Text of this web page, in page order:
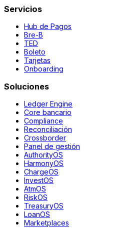
Servicios
Hub de Pagos
Bre-B
TED
Boleto
Tarjetas
Onboarding
Soluciones
Ledger Engine
Core bancario
Compliance
Reconciliación
Crossborder
Panel de gestión
AuthorityOS
HarmonyOS
ChargeOS
InvestOS
AtmOS
RiskOS
TreasuryOS
LoanOS
Marketplaces